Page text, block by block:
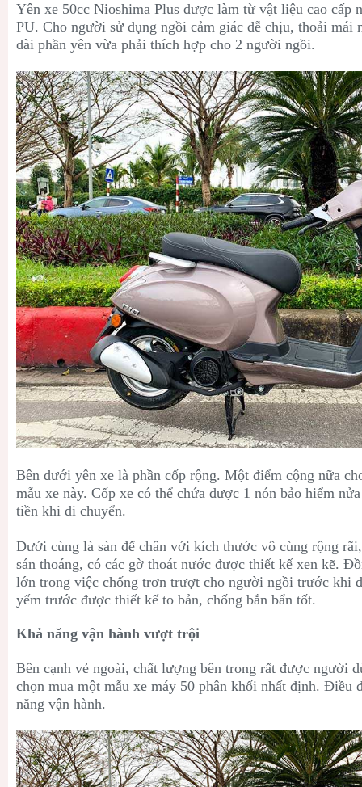
Yên xe 50cc Nioshima Plus được làm từ vật liệu cao cấp
PU. Cho người sử dụng ngồi cảm giác dễ chịu, thoải mái
dài phần yên vừa phải thích hợp cho 2 người ngồi.
Bên dưới yên xe là phần cốp rộng. Một điểm cộng nữa
mẫu xe này. Cốp xe có thể chứa được 1 nón bảo hiểm
tiền khi di chuyển.
Dưới cùng là sàn để chân với kích thước vô cùng rộng
sán thoáng, có các gờ thoát nước được thiết kế xen kẽ.
lớn trong việc chống trơn trượt cho người ngồi trước khi
yếm trước được thiết kế to bản, chống bắn bẩn tốt.
Khả năng vận hành vượt trội
Bên cạnh vẻ ngoài, chất lượng bên trong rất được người
chọn mua một mẫu xe máy 50 phân khối nhất định. Điều
năng vận hành.